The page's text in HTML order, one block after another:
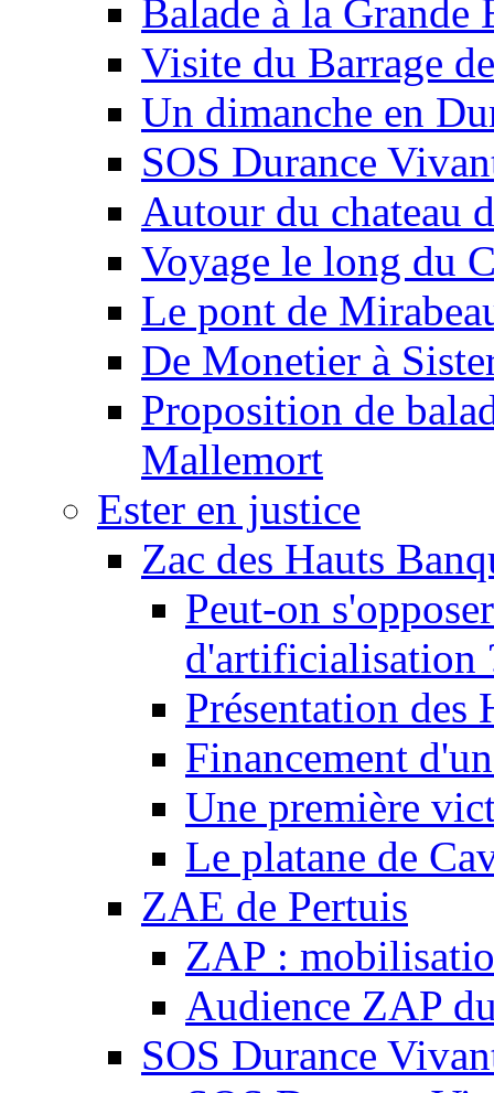
Balade à la Grande
Visite du Barrage
Un dimanche en
SOS Durance
Autour du chateau
Voyage le long du
Le pont de
De Monetier à
Proposition de
Mallemort
Ester en justice
Zac des Hauts
Peut-on
d'artificialisation
Présentation des
Financement
Une première
Le platane de
ZAE de Pertuis
ZAP :
Audience ZAP
SOS Durance